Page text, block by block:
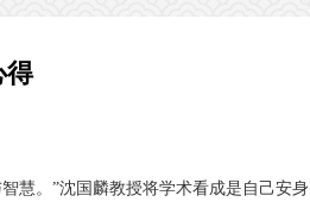
得
慧。 ”沈国麟教授将学术看成是自己安身